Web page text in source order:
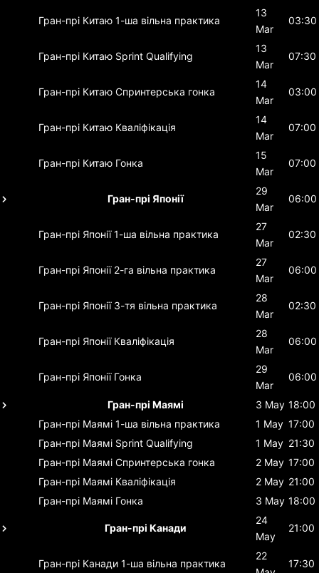
Гран-прі Китаю 1-ша вільна практика
13
Mar
03:30
Гран-прі Китаю Sprint Qualifying
13
Mar
07:30
Гран-прі Китаю Спринтерська гонка
14
Mar
03:00
Гран-прі Китаю Кваліфікація
14
Mar
07:00
Гран-прі Китаю Гонка
15
Mar
07:00
Гран-прі Японії
29
Mar
06:00
Гран-прі Японії 1-ша вільна практика
27
Mar
02:30
Гран-прі Японії 2-га вільна практика
27
Mar
06:00
Гран-прі Японії 3-тя вільна практика
28
Mar
02:30
Гран-прі Японії Кваліфікація
28
Mar
06:00
Гран-прі Японії Гонка
29
Mar
06:00
Гран-прі Маямі 3 May 18:00
Гран-прі Маямі 1-ша вільна практика 1 May 17:00
Гран-прі Маямі Sprint Qualifying 1 May 21:30
Гран-прі Маямі Спринтерська гонка 2 May 17:00
Гран-прі Маямі Кваліфікація 2 May 21:00
Гран-прі Маямі Гонка 3 May 18:00
Гран-прі Канади
24
May
21:00
Гран-прі Канади 1-ша вільна практика
22
17:30